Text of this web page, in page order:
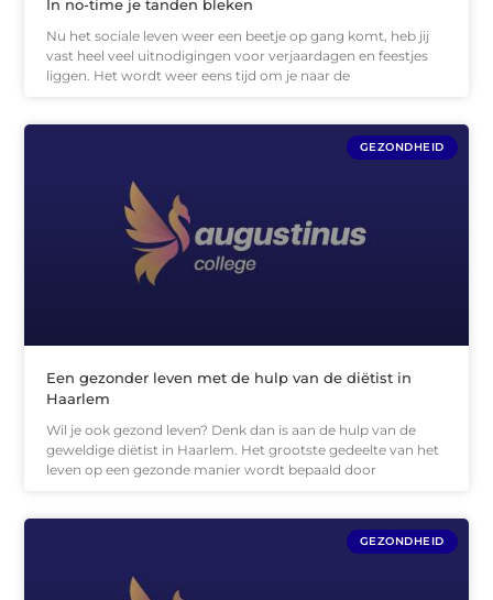
In no-time je tanden bleken
Nu het sociale leven weer een beetje op gang komt, heb jij
vast heel veel uitnodigingen voor verjaardagen en feestjes
liggen. Het wordt weer eens tijd om je naar de
GEZONDHEID
Een gezonder leven met de hulp van de diëtist in
Haarlem
Wil je ook gezond leven? Denk dan is aan de hulp van de
geweldige diëtist in Haarlem. Het grootste gedeelte van het
leven op een gezonde manier wordt bepaald door
GEZONDHEID